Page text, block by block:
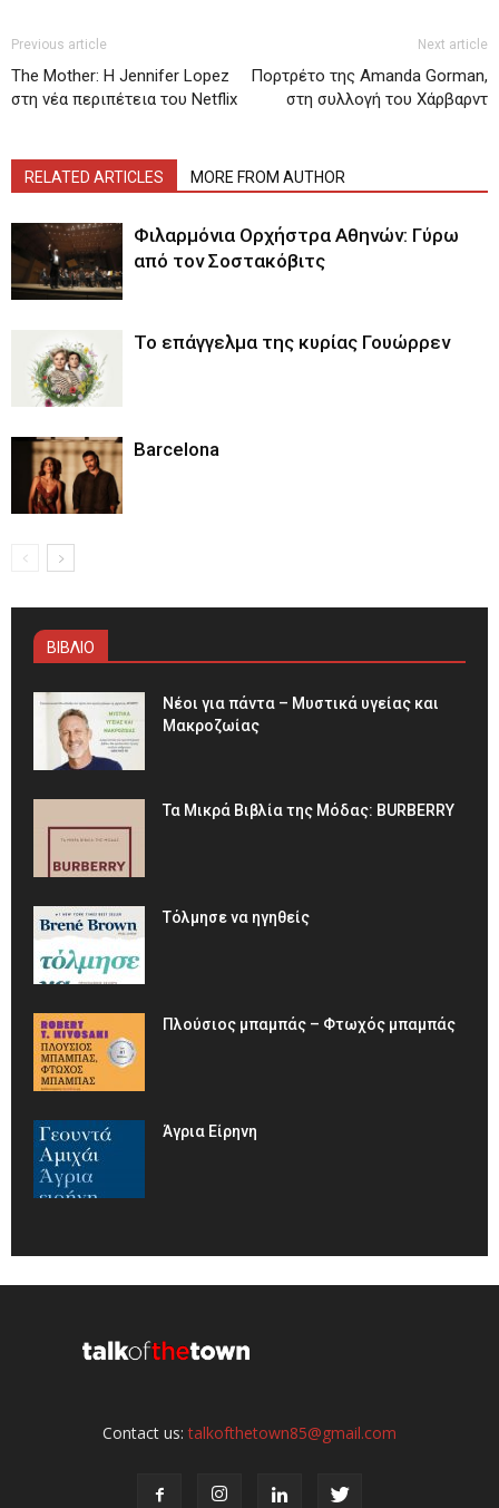
Previous article
The Mother: H Jennifer Lopez
στη νέα περιπέτεια του Netflix
Next article
Πορτρέτο της Amanda Gorman,
στη συλλογή του Χάρβαρντ
RELATED ARTICLES MORE FROM AUTHOR
Φιλαρμόνια Ορχήστρα Αθηνών: Γύρω
από τον Σοστακόβιτς
Το επάγγελμα της κυρίας Γουώρρεν
Barcelona
ΒΙΒΛΙΟ
Νέοι για πάντα – Μυστικά υγείας και
Μακροζωίας
Τα Μικρά Βιβλία της Μόδας: BURBERRY
Τόλμησε να ηγηθείς
Πλούσιος μπαμπάς – Φτωχός μπαμπάς
Άγρια Είρηνη
Contact us:talkofthetown85@gmail.com